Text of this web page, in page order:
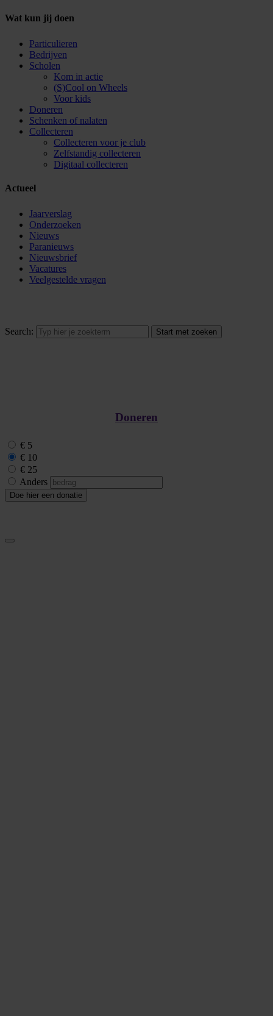
Wat kun jij doen
Particulieren
Bedrijven
Scholen
Kom in actie
(S)Cool on Wheels
Voor kids
Doneren
Schenken of nalaten
Collecteren
Collecteren voor je club
Zelfstandig collecteren
Digitaal collecteren
Actueel
Jaarverslag
Onderzoeken
Nieuws
Paranieuws
Nieuwsbrief
Vacatures
Veelgestelde vragen
Search:
Doneren
€ 5
€ 10
€ 25
Anders
Doe hier een donatie